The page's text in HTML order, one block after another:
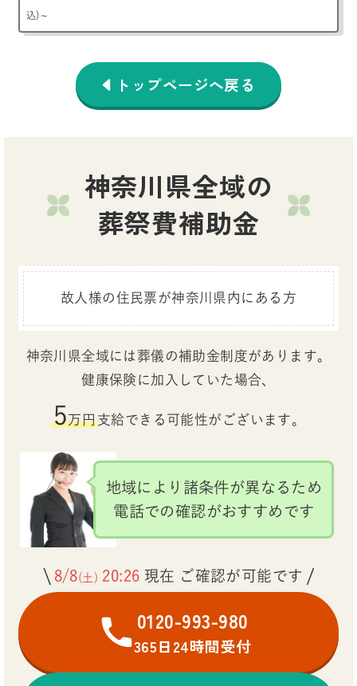
込)~
トップページへ戻る
神奈川県全域の
葬祭費補助金
故人様の住民票が神奈川県内にある方
神奈川県全域には葬儀の補助金制度があります。
健康保険に加入していた場合、
5万円支給できる可能性がございます。
地域により諸条件が異なるため
電話での確認がおすすめです
8/8(土) 20:26 現在 ご確認が可能です
0120-993-980
365日24時間受付